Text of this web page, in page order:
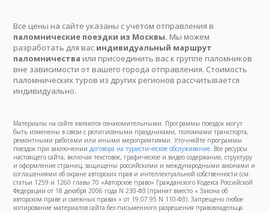
Все цены на сайте указаны с учетом отправления в
паломнические поездки из Москвы. Мы можем
разработать для вас индивидуальный маршрут
паломничества или присоединить вас к группе паломников
вне зависимости от вашего города отправления. Стоимость
паломнических туров из других регионов рассчитывается
индивидуально.
Материалы на сайте являются ознакомительными. Программы поездок могут
быть изменены в связи с религиозными праздниками, поломками транспорта,
ремонтными работами или иными мероприятиями. Уточняйте программы
поездок при заключениидоговора на туристическое обслуживание. Все ресурсы
настоящего сайта, включая текстовое, графическое и видео содержание, структуру
и оформление страниц, защищены российскими и международными законами и
соглашениями об охране авторских прав и интеллектуальной собственности (см.
статьи 1259 и 1260 главы 70 «Авторское право» Гражданского Кодекса Российской
Федерации от 18 декабря 2006 года N 230-ФЗ (принят вместо « Закона об
авторском праве и смежных правах » от 19.07.95 N 110-ФЗ). Запрещено любое
копирование материалов сайта без письменного разрешения правовладельца.